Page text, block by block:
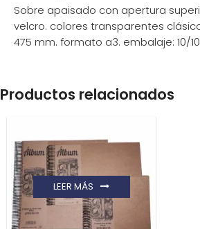
Sobre apaisado con apertura
velcro. colores transparentes
475 mm. formato a3. embalaje: 10/
Productos relacionados
LEER MÁS